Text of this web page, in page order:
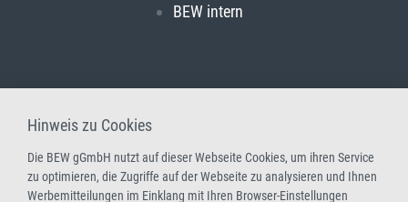
BEW intern
Hinweis zu Cookies
Die BEW gGmbH nutzt auf dieser Webseite Cookies, um ihren Service
zu optimieren, die Zugriffe auf der Webseite zu analysieren und Ihnen
Werbemitteilungen im Einklang mit Ihren Browser-Einstellungen